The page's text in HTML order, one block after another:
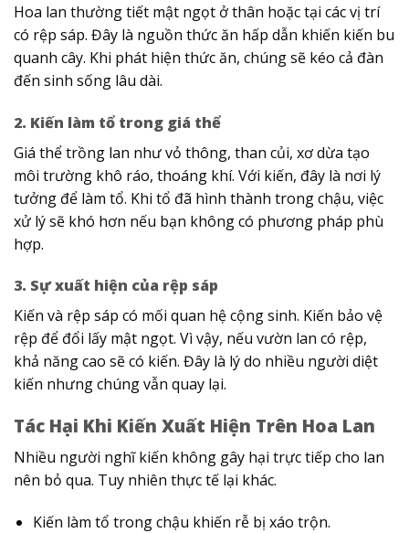
Hoa lan thường tiết mật ngọt ở thân hoặc tại các vị trí
có rệp sáp. Đây là nguồn thức ăn hấp dẫn khiến kiến bu
quanh cây. Khi phát hiện thức ăn, chúng sẽ kéo cả đàn
đến sinh sống lâu dài.
2. Kiến làm tổ trong giá thể
Giá thể trồng lan như vỏ thông, than củi, xơ dừa tạo
môi trường khô ráo, thoáng khí. Với kiến, đây là nơi lý
tưởng để làm tổ. Khi tổ đã hình thành trong chậu, việc
xử lý sẽ khó hơn nếu bạn không có phương pháp phù
hợp.
3. Sự xuất hiện của rệp sáp
Kiến và rệp sáp có mối quan hệ cộng sinh. Kiến bảo vệ
rệp để đổi lấy mật ngọt. Vì vậy, nếu vườn lan có rệp,
khả năng cao sẽ có kiến. Đây là lý do nhiều người diệt
kiến nhưng chúng vẫn quay lại.
Tác Hại Khi Kiến Xuất Hiện Trên Hoa Lan
Nhiều người nghĩ kiến không gây hại trực tiếp cho lan
nên bỏ qua. Tuy nhiên thực tế lại khác.
Kiến làm tổ trong chậu khiến rễ bị xáo trộn.